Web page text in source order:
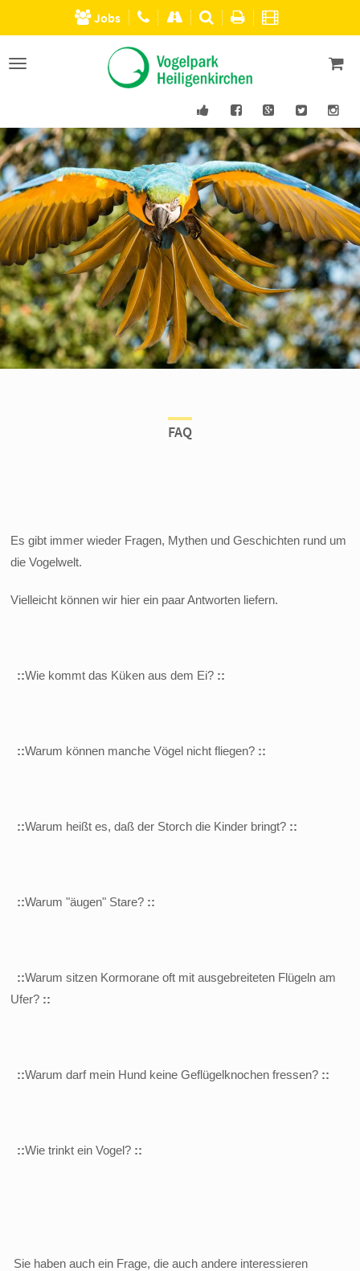
Jobs
Men�
FAQ
Es gibt immer wieder Fragen, Mythen und Geschichten rund um
die Vogelwelt.
Vielleicht können wir hier ein paar Antworten liefern.
::Wie kommt das Küken aus dem Ei? ::
::Warum können manche Vögel nicht fliegen? ::
::Warum heißt es, daß der Storch die Kinder bringt? ::
::Warum "äugen" Stare? ::
::Warum sitzen Kormorane oft mit ausgebreiteten Flügeln am
Ufer? ::
::Warum darf mein Hund keine Geflügelknochen fressen? ::
::Wie trinkt ein Vogel? ::
Sie haben auch ein Frage, die auch andere interessieren